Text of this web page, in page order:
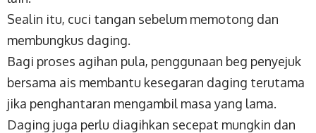
Sealin itu, cuci tangan sebelum memotong dan
membungkus daging.
Bagi proses agihan pula, penggunaan beg penyejuk
bersama ais membantu kesegaran daging terutama
jika penghantaran mengambil masa yang lama.
Daging juga perlu diagihkan secepat mungkin dan